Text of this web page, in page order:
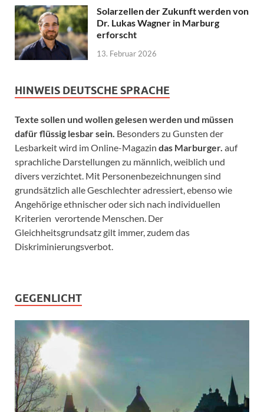
Solarzellen der Zukunft werden von
Dr. Lukas Wagner in Marburg
erforscht
13. Februar 2026
HINWEIS DEUTSCHE SPRACHE
Texte sollen und wollen gelesen werden und müssen
dafür flüssig lesbar sein. Besonders zu Gunsten der
Lesbarkeit wird im Online-Magazin das Marburger. auf
sprachliche Darstellungen zu männlich, weiblich und
divers verzichtet. Mit Personenbezeichnungen sind
grundsätzlich alle Geschlechter adressiert, ebenso wie
Angehörige ethnischer oder sich nach individuellen
Kriterien verortende Menschen. Der
Gleichheitsgrundsatz gilt immer, zudem das
Diskriminierungsverbot.
GEGENLICHT